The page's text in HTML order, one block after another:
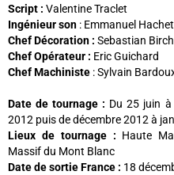
Script : Valentine Traclet
Ingénieur son : Emmanuel
Chef Décoration : Sebastian
Chef Opérateur : Eric Guichard
Chef Machiniste : Sylvain
Date de tournage : Du 25 juin
2012 puis de décembre 2012 à
Lieux de tournage : Haute
Massif du Mont Blanc
Date de sortie France : 18